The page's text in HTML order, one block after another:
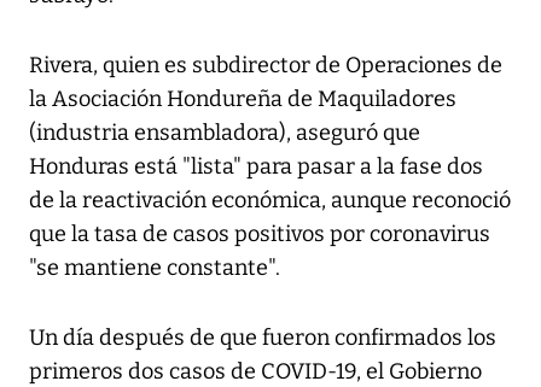
Rivera, quien es subdirector de Operaciones de
la Asociación Hondureña de Maquiladores
(industria ensambladora), aseguró que
Honduras está "lista" para pasar a la fase dos
de la reactivación económica, aunque reconoció
que la tasa de casos positivos por coronavirus
"se mantiene constante".
Un día después de que fueron confirmados los
primeros dos casos de COVID-19, el Gobierno